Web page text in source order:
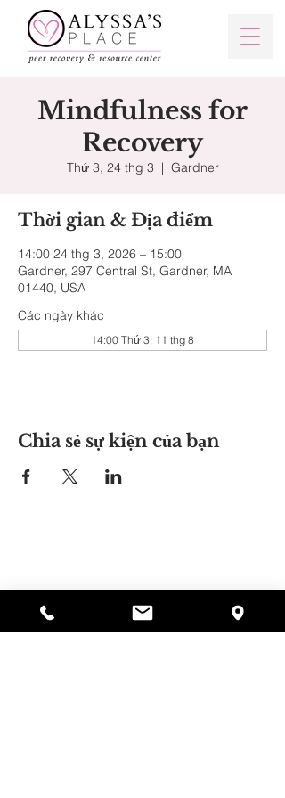
Mindfulness for
Recovery
Thứ 3, 24 thg 3
  |
Gardner
Thời gian & Địa điểm
14:00 24 thg 3, 2026 – 15:00
Gardner, 297 Central St, Gardner, MA
01440, USA
Các ngày khác
14:00 Thứ 3, 11 thg 8
Chia sẻ sự kiện của bạn
978-364-0920